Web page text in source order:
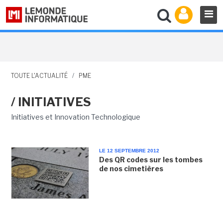
TOUTE L'ACTUALITÉ / PME
/ INITIATIVES
Initiatives et Innovation Technologique
LE 12 SEPTEMBRE 2012
Des QR codes sur les tombes
de nos cimetières